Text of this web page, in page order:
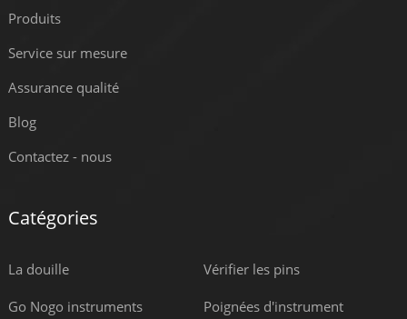
Produits
Service sur mesure
Assurance qualité
Blog
Contactez - nous
Catégories
La douille Vérifier les pins
Go Nogo instruments Poignées d'instrument